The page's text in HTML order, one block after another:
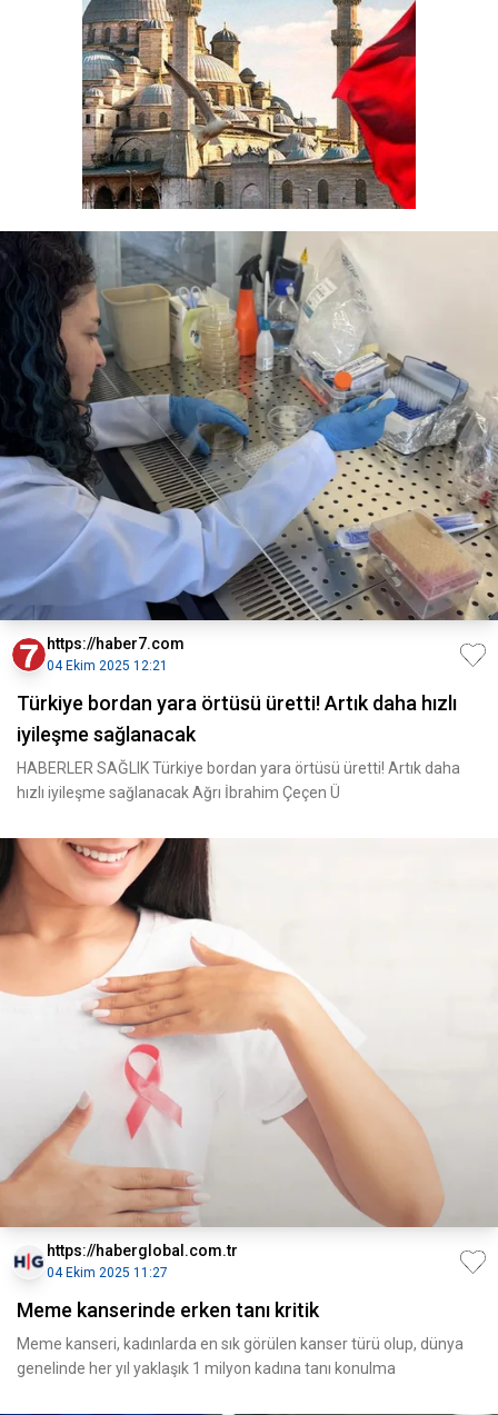
https://haber7.com
04 Ekim 2025 12:21
Türkiye bordan yara örtüsü üretti! Artık daha hızlı
iyileşme sağlanacak
HABERLER SAĞLIK Türkiye bordan yara örtüsü üretti! Artık daha
hızlı iyileşme sağlanacak Ağrı İbrahim Çeçen Ü
https://haberglobal.com.tr
04 Ekim 2025 11:27
Meme kanserinde erken tanı kritik
Meme kanseri, kadınlarda en sık görülen kanser türü olup, dünya
genelinde her yıl yaklaşık 1 milyon kadına tanı konulma